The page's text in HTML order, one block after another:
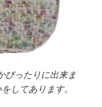
ぴったりに出来ま
してあります。